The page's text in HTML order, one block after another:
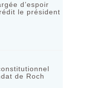
d’espoir
le président
de Roch